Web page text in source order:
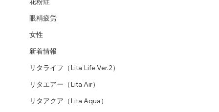
眼精疲労
女性
新着情報
リタライフ（Lita Life Ver.2）
リタエアー（Lita Air）
リタアクア（Lita Aqua）